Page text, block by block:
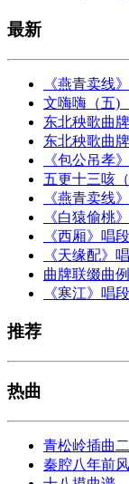
最新
《燕青卖线
文嗨嗨（五)
东北秧歌曲
东北秧歌曲
《包公吊孝
五更十三咳
《燕青卖线
《白猿偷桃
《西厢》唱
《天缘配》
曲牌联缀曲
《寒江》唱
推荐
热曲
青松岭插曲
秦腔八年前